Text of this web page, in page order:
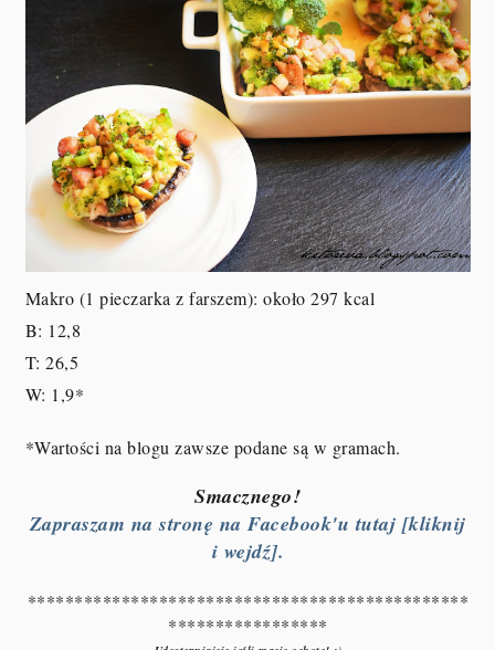
Makro (1 pieczarka z farszem): około 297 kcal
B: 12,8
T: 26,5
W: 1,9*
*Wartości na blogu zawsze podane są w gramach.
Smacznego!
Zapraszam na stronę na Facebook'u tutaj [kliknij
i wejdź].
***********************************************
*****************